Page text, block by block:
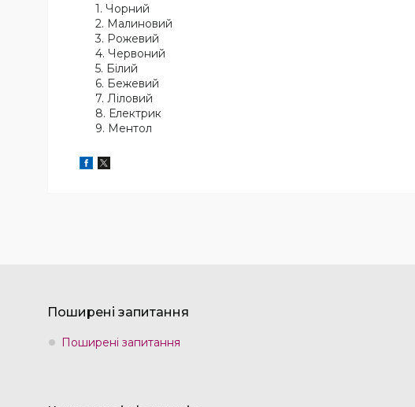
Чорний
Малиновий
Рожевий
Червоний
Білий
Бежевий
Ліловий
Електрик
Ментол
Поширені запитання
Поширені запитання